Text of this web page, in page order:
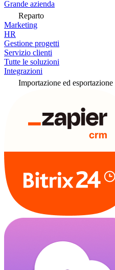
Grande azienda
Reparto
Marketing
HR
Gestione progetti
Servizio clienti
Tutte le soluzioni
Integrazioni
Importazione ed esportazione